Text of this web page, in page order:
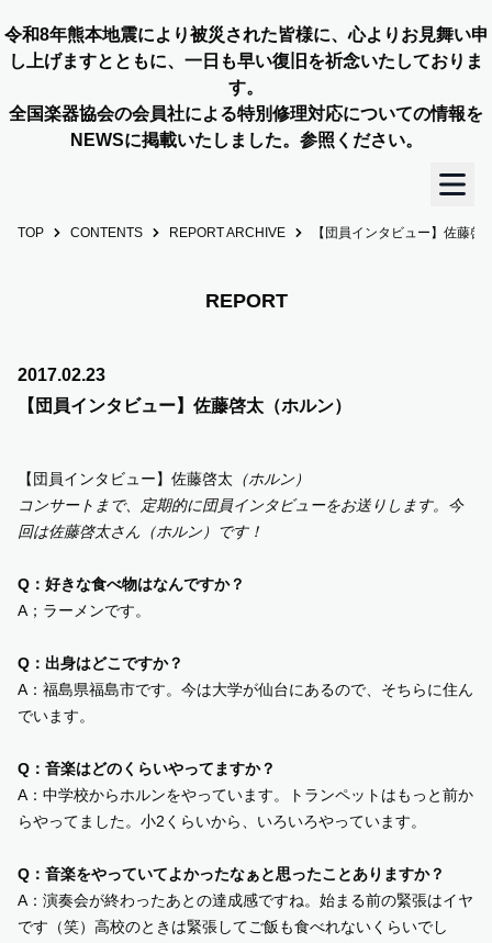
令和8年熊本地震により被災された皆様に、心よりお見舞い申
し上げますとともに、一日も早い復旧を祈念いたしておりま
す。
全国楽器協会の会員社による特別修理対応についての情報を
NEWSに掲載いたしました。参照ください。
TOP
OUR STORY
CONCERT INFO
SUPPORT US
TOP CONTENTS REPORT ARCHIVE 【団員インタビュー】佐藤啓
REPORT
2017.02.23
【団員インタビュー】佐藤啓太（ホルン）
【団員インタビュー】佐藤啓太 （ホルン）
コンサートまで、定期的に団員インタビューをお送りします。今
回は佐藤啓太さん（ホルン）です！
Q：好きな食べ物はなんですか？
A；ラーメンです。
Q：出身はどこですか？
A：福島県福島市です。今は大学が仙台にあるので、そちらに住ん
でいます。
Q：音楽はどのくらいやってますか？
A：中学校からホルンをやっています。トランペットはもっと前か
らやってました。小2くらいから、いろいろやっています。
Q：音楽をやっていてよかったなぁと思ったことありますか？
A：演奏会が終わったあとの達成感ですね。始まる前の緊張はイヤ
です（笑）高校のときは緊張してご飯も食べれないくらいでし